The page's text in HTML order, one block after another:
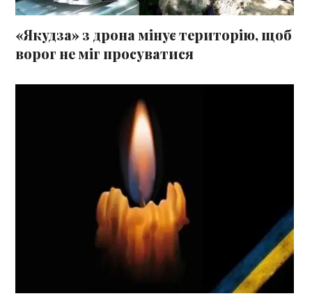
«Якудза» з дрона мінує територію, щоб
ворог не міг просуватися